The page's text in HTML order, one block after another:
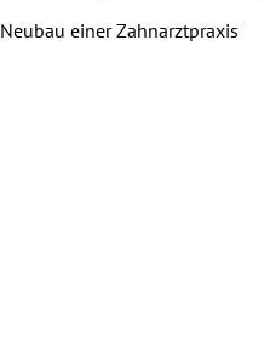
Neubau einer Zahnarztpraxis